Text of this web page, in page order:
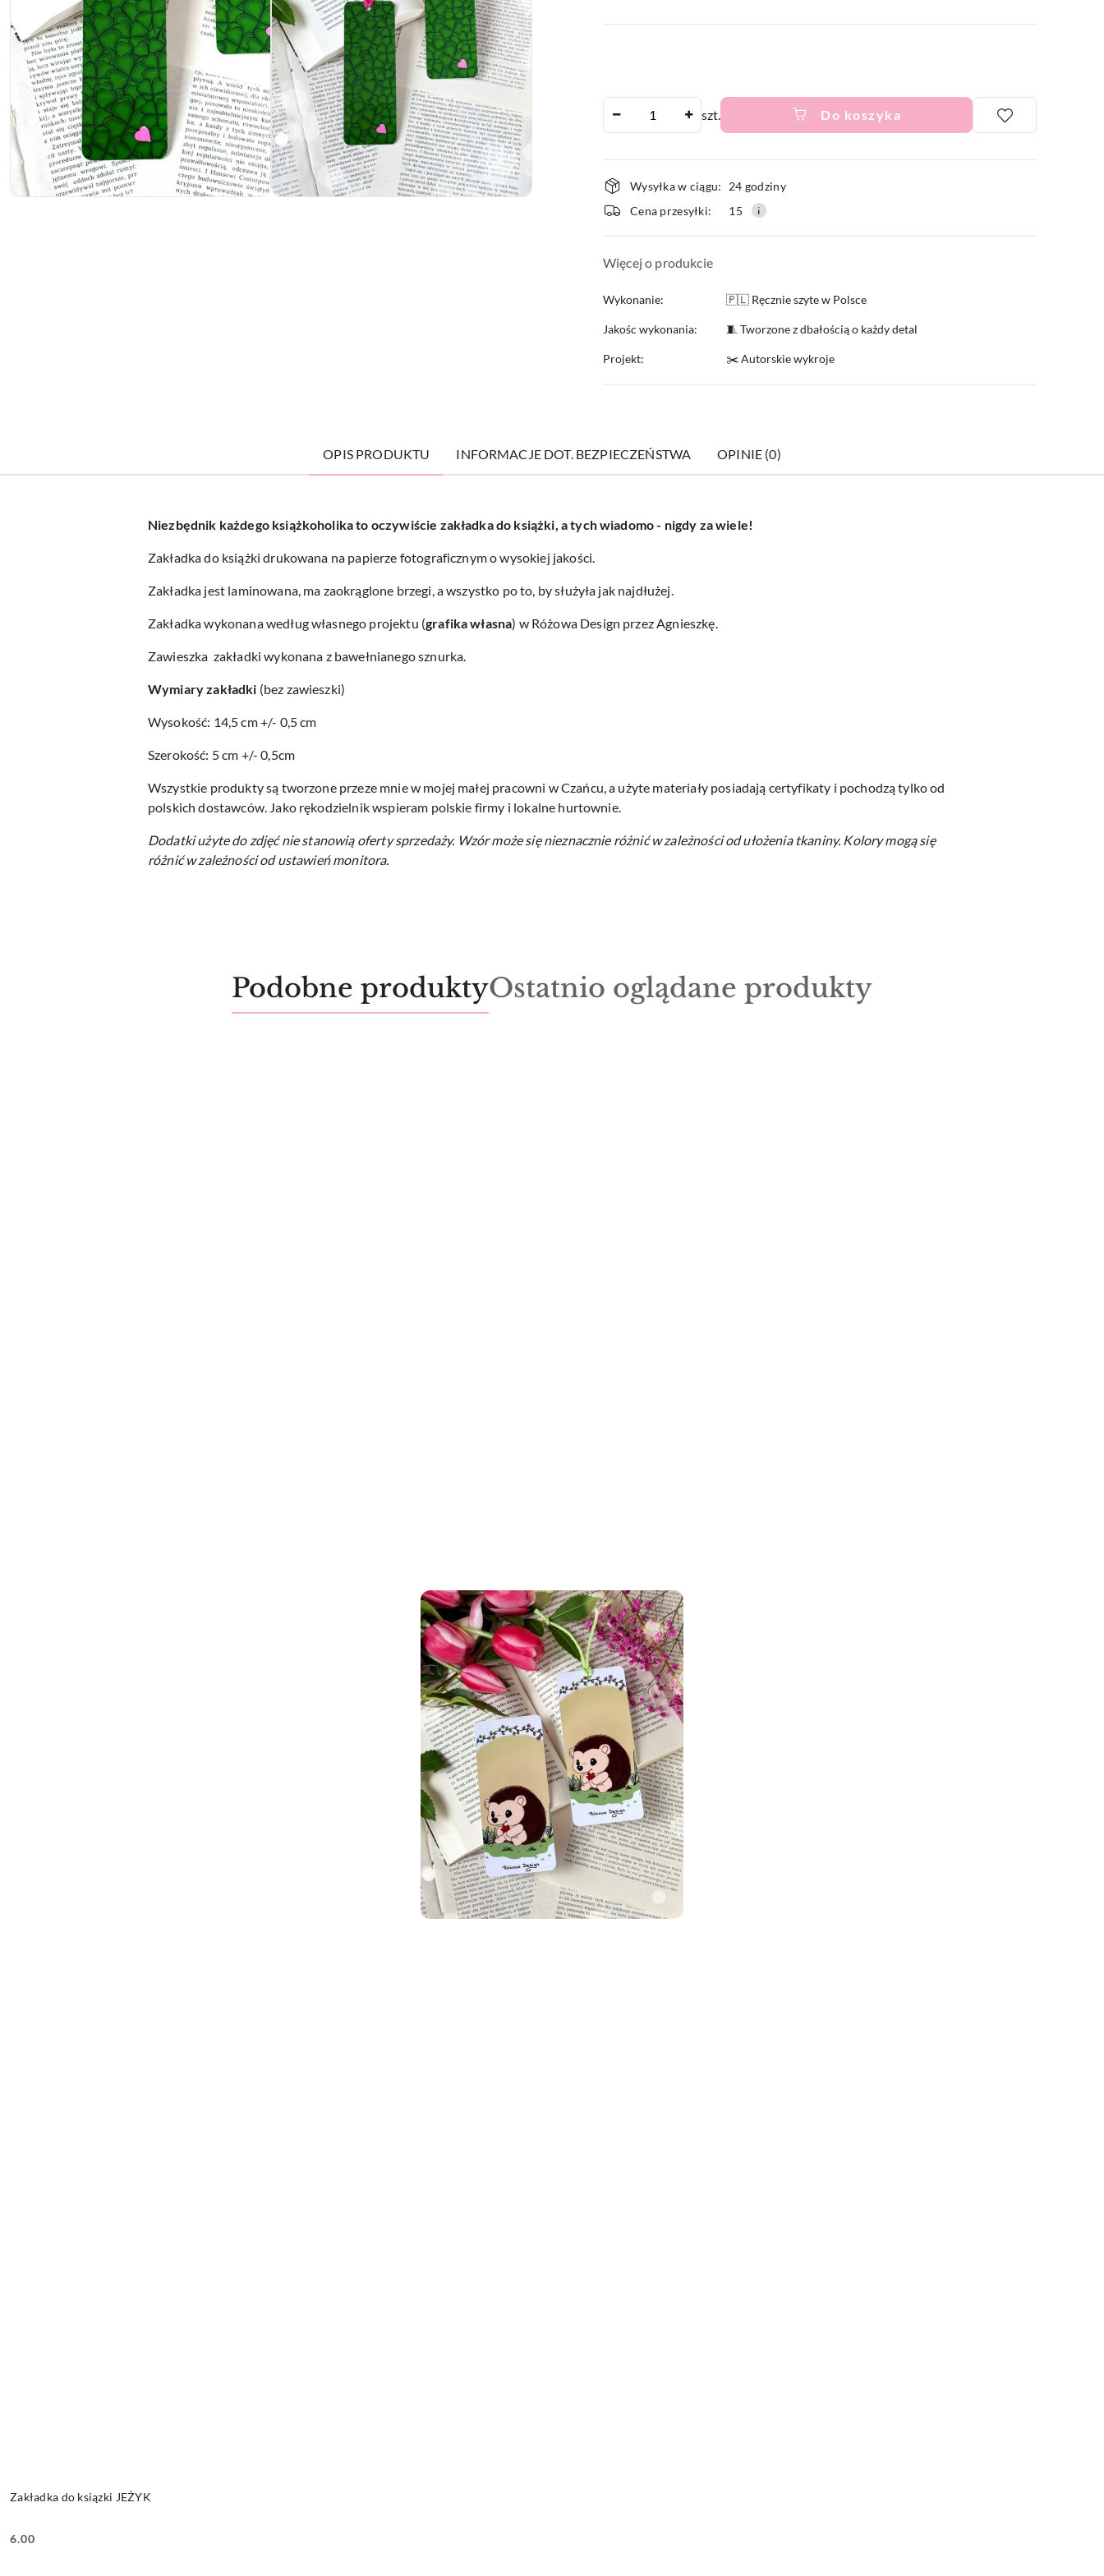
szt. Do koszyka
Dostępność
i
dostawa
Wysyłka w ciągu:
24 godziny
Cena przesyłki:
15
Więcej o produkcie
Wykonanie: 🇵🇱 Ręcznie szyte w Polsce
Jakośc wykonania: 🧵 Tworzone z dbałością o każdy detal
Projekt: ✂️ Autorskie wykroje
OPIS PRODUKTU INFORMACJE DOT. BEZPIECZEŃSTWA OPINIE (0)
Niezbędnik każdego książkoholika to oczywiście zakładka do książki, a tych wiadomo - nigdy za wiele!
Zakładka do książki drukowana na papierze fotograficznym o wysokiej jakości.
Zakładka jest laminowana, ma zaokrąglone brzegi, a wszystko po to, by służyła jak najdłużej.
Zakładka wykonana według własnego projektu (grafika własna) w Różowa Design przez Agnieszkę.
Zawieszka zakładki wykonana z bawełnianego sznurka.
Wymiary zakładki (bez zawieszki)
Wysokość: 14,5 cm +/- 0,5 cm
Szerokość: 5 cm +/- 0,5cm
Wszystkie produkty są tworzone przeze mnie w mojej małej pracowni w Czańcu, a użyte materiały posiadają certyfikaty i pochodzą tylko od
polskich dostawców. Jako rękodzielnik wspieram polskie firmy i lokalne hurtownie.
Dodatki użyte do zdjęć nie stanowią oferty sprzedaży. Wzór może się nieznacznie różnić w zależności od ułożenia tkaniny. Kolory mogą się
różnić w zależności od ustawień monitora.
Produkty
o
Podobne produktyProdukty
o
Ostatnio oglądane produkty
Zakładka do ksiązki JEŻYK
Cena:
6.00